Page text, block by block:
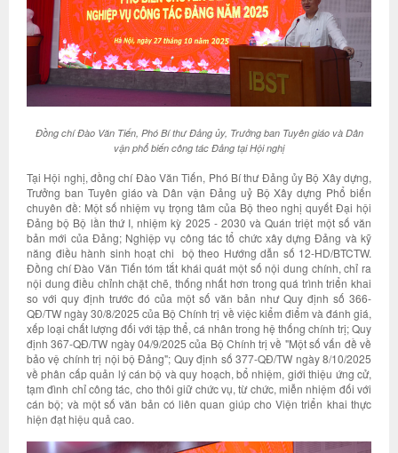
Đồng chí Đào Văn Tiến, Phó Bí thư Đảng ủy, Trưởng ban Tuyên giáo và Dân
vận phổ biến công tác Đảng tại Hội nghị
Tại Hội nghị, đồng chí Đào Văn Tiến, Phó Bí thư Đảng ủy Bộ Xây dựng,
Trưởng ban Tuyên giáo và Dân vận Đảng uỷ Bộ Xây dựng Phổ biến
chuyên đề: Một số nhiệm vụ trọng tâm của Bộ theo nghị quyết Đại hội
Đảng bộ Bộ lần thứ I, nhiệm kỳ 2025 - 2030 và Quán triệt một số văn
bản mới của Đảng; Nghiệp vụ công tác tổ chức xây dựng Đảng và kỹ
năng điều hành sinh hoạt chi bộ theo Hướng dẫn số 12-HD/BTCTW.
Đồng chí Đào Văn Tiến tóm tắt khái quát một số nội dung chính, chỉ ra
nội dung điều chỉnh chặt chẽ, thống nhất hơn trong quá trình triển khai
so với quy định trước đó của một số văn bản như Quy định số 366-
QĐ/TW ngày 30/8/2025 của Bộ Chính trị về việc kiểm điểm và đánh giá,
xếp loại chất lượng đối với tập thể, cá nhân trong hệ thống chính trị; Quy
định 367-QĐ/TW ngày 04/9/2025 của Bộ Chính trị về "Một số vấn đề về
bảo vệ chính trị nội bộ Đảng"; Quy định số 377-QĐ/TW ngày 8/10/2025
về phân cấp quản lý cán bộ và quy hoạch, bổ nhiệm, giới thiệu ứng cử,
tạm đình chỉ công tác, cho thôi giữ chức vụ, từ chức, miễn nhiệm đối với
cán bộ; và một số văn bản có liên quan giúp cho Viện triển khai thực
hiện đạt hiệu quả cao.